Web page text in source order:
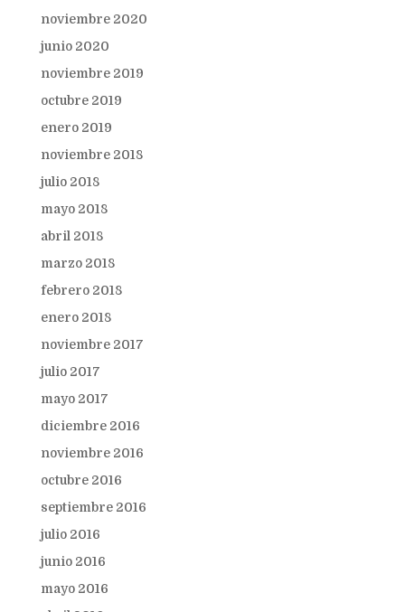
noviembre 2020
junio 2020
noviembre 2019
octubre 2019
enero 2019
noviembre 2018
julio 2018
mayo 2018
abril 2018
marzo 2018
febrero 2018
enero 2018
noviembre 2017
julio 2017
mayo 2017
diciembre 2016
noviembre 2016
octubre 2016
septiembre 2016
julio 2016
junio 2016
mayo 2016